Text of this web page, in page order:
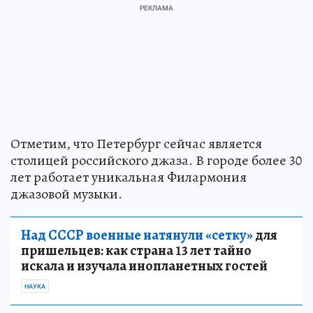
Отметим, что Петербург сейчас является
столицей российского джаза. В городе более 30
лет работает уникальная Филармония
джазовой музыки.
Над СССР военные натянули «сетку»для
пришельцев: как страна 13 лет тайно
искала и изучала инопланетных гостей
НАУКА